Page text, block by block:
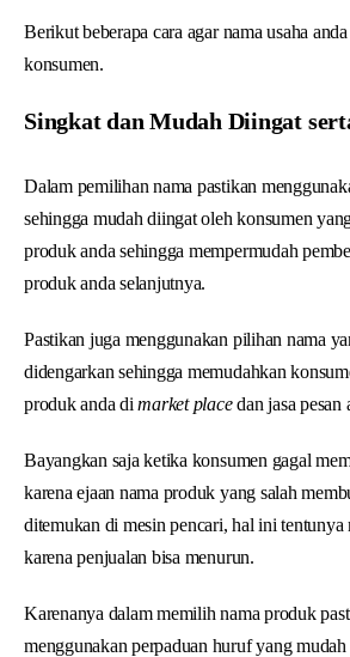
Berikut beberapa cara agar nama usaha
konsumen.
Singkat dan Mudah Diingat
Dalam pemilihan nama pastikan
sehingga mudah diingat oleh konsumen
produk anda sehingga mempermudah
produk anda selanjutnya.
Pastikan juga menggunakan pilihan nama
didengarkan sehingga memudahkan
produk anda dimarket placedan jasa pesan
Bayangkan saja ketika konsumen gagal
karena ejaan nama produk yang salah
ditemukan di mesin pencari, hal ini tentunya
karena penjualan bisa menurun.
Karenanya dalam memilih nama produk
menggunakan perpaduan huruf yang